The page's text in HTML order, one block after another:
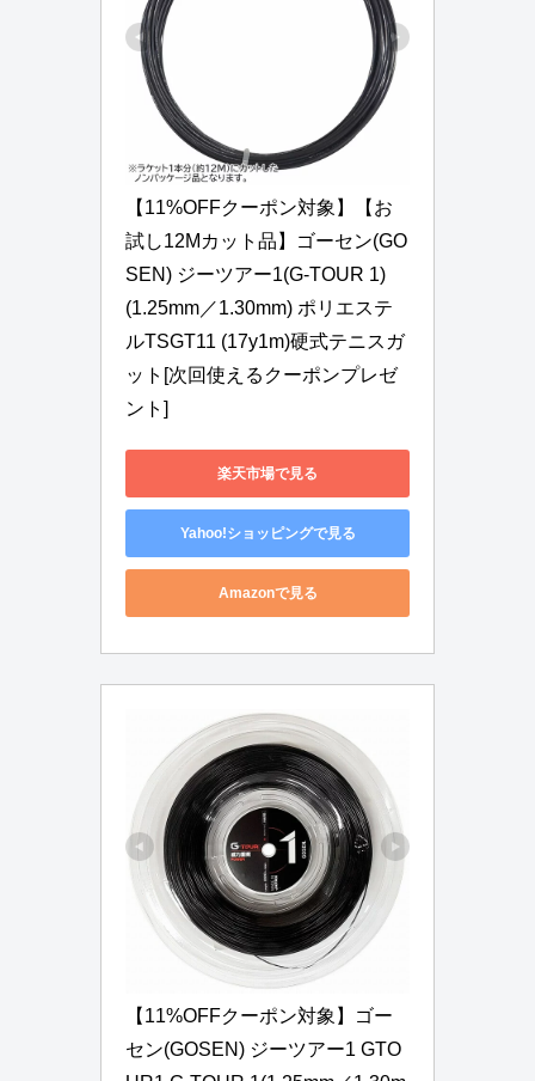
【11%OFFクーポン対象】【お
試し12Mカット品】ゴーセン(GO
SEN) ジーツアー1(G-TOUR 1)
(1.25mm／1.30mm) ポリエステ
ルTSGT11 (17y1m)硬式テニスガ
ット[次回使えるクーポンプレゼ
ント]
楽天市場で見る
Yahoo!ショッピングで見る
Amazonで見る
【11%OFFクーポン対象】ゴー
セン(GOSEN) ジーツアー1 GTO